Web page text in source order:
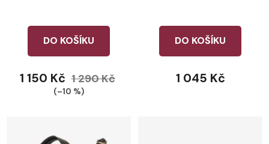
DO KOŠÍKU
1 150 Kč 1 290 Kč
(–10 %)
DO KOŠÍKU
1 045 Kč